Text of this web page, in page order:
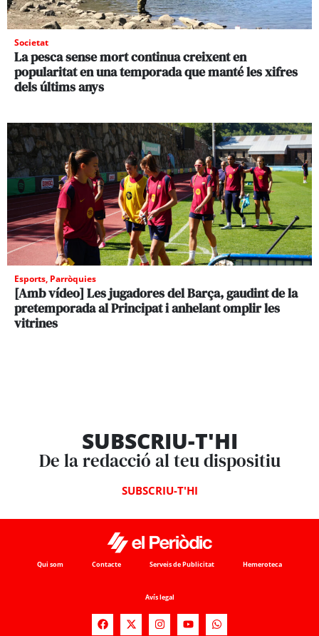
Societat
La pesca sense mort continua creixent en
popularitat en una temporada que manté les xifres
dels últims anys
Esports, Parròquies
[Amb vídeo] Les jugadores del Barça, gaudint de la
pretemporada al Principat i anhelant omplir les
vitrines
SUBSCRIU-T'HI
De la redacció al teu dispositiu
SUBSCRIU-T'HI
Qui som Contacte Serveis de Publicitat Hemeroteca
Avís legal